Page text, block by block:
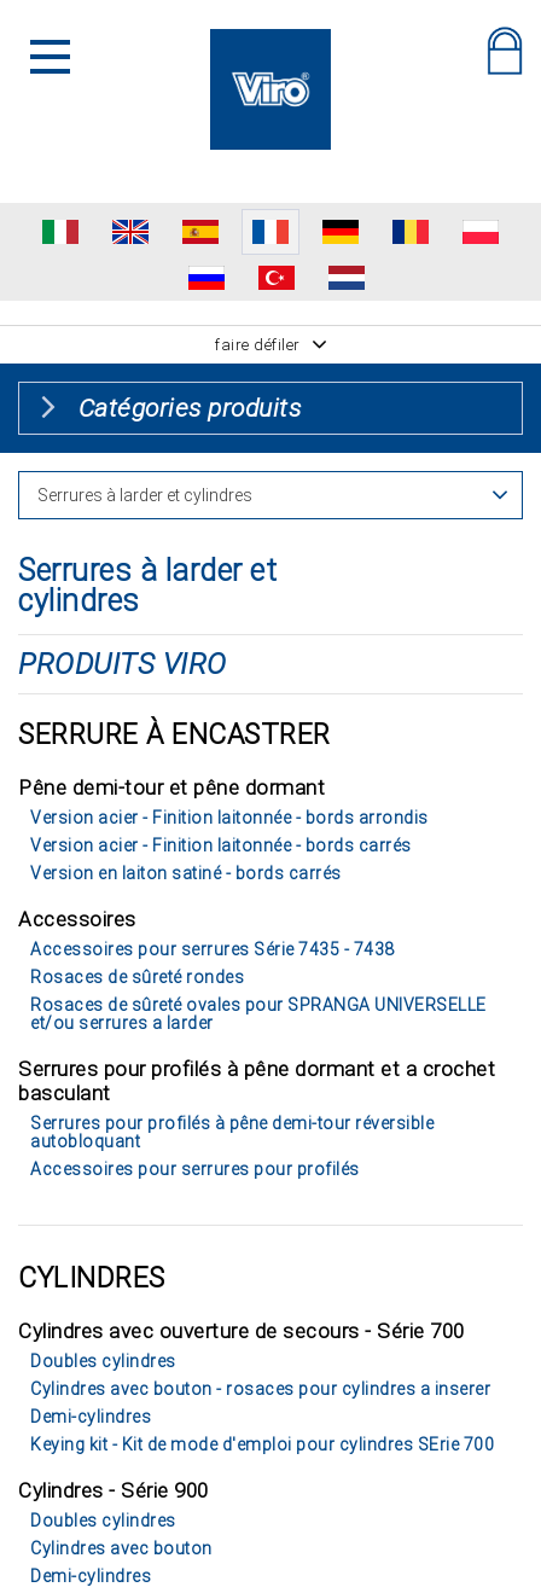
faire défiler
Catégories produits
Serrures à larder et
cylindres
PRODUITS VIRO
SERRURE À ENCASTRER
Pêne demi-tour et pêne dormant
Version acier - Finition laitonnée - bords arrondis
Version acier - Finition laitonnée - bords carrés
Version en laiton satiné - bords carrés
Accessoires
Accessoires pour serrures Série 7435 - 7438
Rosaces de sûreté rondes
Rosaces de sûreté ovales pour SPRANGA UNIVERSELLE
et/ou serrures a larder
Serrures pour profilés à pêne dormant et a crochet
basculant
Serrures pour profilés à pêne demi-tour réversible
autobloquant
Accessoires pour serrures pour profilés
CYLINDRES
Cylindres avec ouverture de secours - Série 700
Doubles cylindres
Cylindres avec bouton - rosaces pour cylindres a inserer
Demi-cylindres
Keying kit - Kit de mode d'emploi pour cylindres SErie 700
Cylindres - Série 900
Doubles cylindres
Cylindres avec bouton
Demi-cylindres